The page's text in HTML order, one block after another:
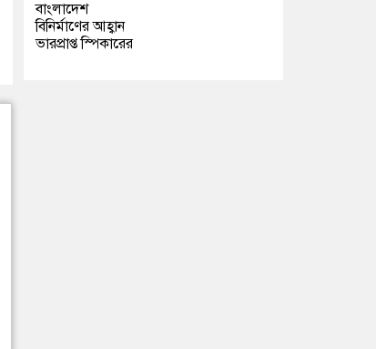
বাংলাদেশ
বিনির্মাণের আহ্বান
ভারপ্রাপ্ত স্পিকারের